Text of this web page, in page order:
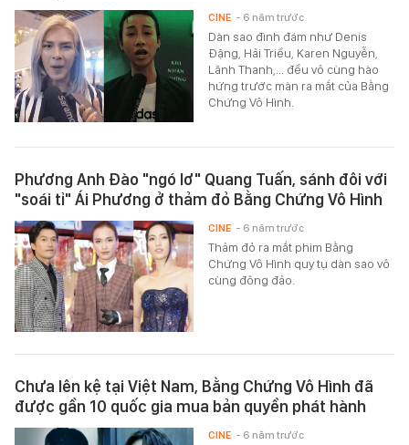
Dàn sao đình đám như Denis
Đặng, Hải Triều, Karen Nguyễn,
Lãnh Thanh,... đều vô cùng hào
hứng trước màn ra mắt của Bằng
Chứng Vô Hình.
CINE - 6 năm trước
Phương Anh Đào "ngó lơ" Quang Tuấn, sánh đôi với
"soái tỉ" Ái Phương ở thảm đỏ Bằng Chứng Vô Hình
Thảm đỏ ra mắt phim Bằng
Chứng Vô Hình quy tụ dàn sao vô
cùng đông đảo.
CINE - 6 năm trước
Chưa lên kệ tại Việt Nam, Bằng Chứng Vô Hình đã
được gần 10 quốc gia mua bản quyền phát hành
CINE - 6 năm trước